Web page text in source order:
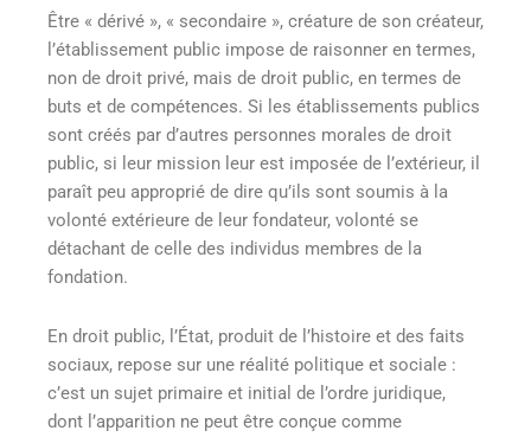
Être « dérivé », « secondaire », créature de son créateur,
l’établissement public impose de raisonner en termes,
non de droit privé, mais de droit public, en termes de
buts et de compétences. Si les établissements publics
sont créés par d’autres personnes morales de droit
public, si leur mission leur est imposée de l’extérieur, il
paraît peu approprié de dire qu’ils sont soumis à la
volonté extérieure de leur fondateur, volonté se
détachant de celle des individus membres de la
fondation.
En droit public, l’État, produit de l’histoire et des faits
sociaux, repose sur une réalité politique et sociale :
c’est un sujet primaire et initial de l’ordre juridique,
dont l’apparition ne peut être conçue comme